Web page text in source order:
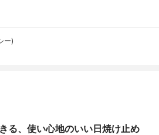
ー)
る、使い心地のいい日焼け止め